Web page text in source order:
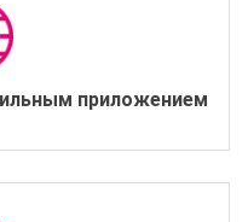
приложением